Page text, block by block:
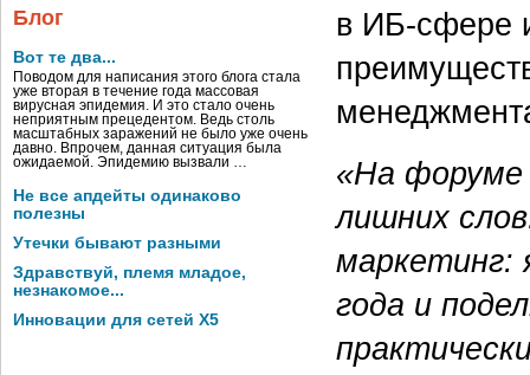
Блог
Вот те два...
Поводом для написания этого блога стала
уже вторая в течение года массовая
вирусная эпидемия. И это стало очень
неприятным прецедентом. Ведь столь
масштабных заражений не было уже очень
давно. Впрочем, данная ситуация была
ожидаемой. Эпидемию вызвали …
Не все апдейты одинаково
полезны
Утечки бывают разными
Здравствуй, племя младое,
незнакомое...
Инновации для сетей X5
в ИБ-сфере
«На
лишних
маркетинг:
года и